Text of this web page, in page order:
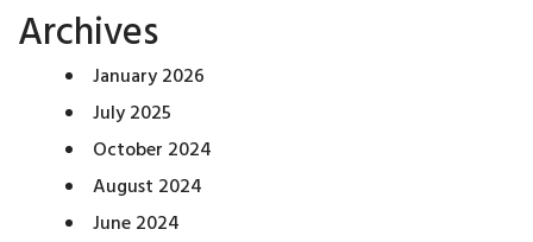
Archives
January 2026
July 2025
October 2024
August 2024
June 2024